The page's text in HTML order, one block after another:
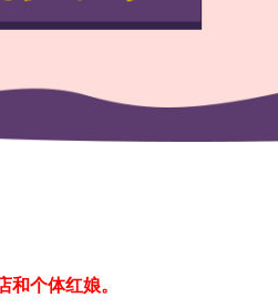
和个体红娘。